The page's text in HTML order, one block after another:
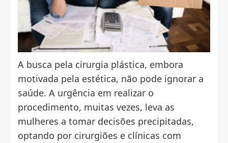
A busca pela cirurgia plástica, embora
motivada pela estética, não pode ignorar a
saúde. A urgência em realizar o
procedimento, muitas vezes, leva as
mulheres a tomar decisões precipitadas,
optando por cirurgiões e clínicas com